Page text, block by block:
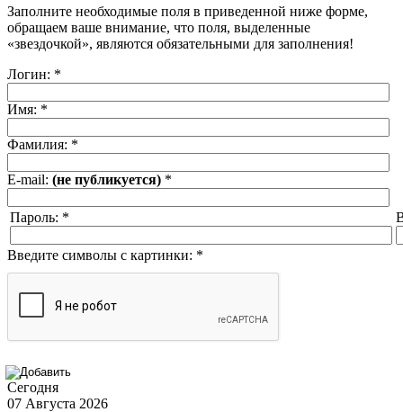
Заполните необходимые поля в приведенной ниже форме,
обращаем ваше внимание, что поля, выделенные
«звездочкой», являются обязательными для заполнения!
Логин: *
Имя: *
Фамилия: *
E-mail: (не публикуется) *
Пароль: *
Введите символы с картинки: *
Сегодня
07 Августа 2026